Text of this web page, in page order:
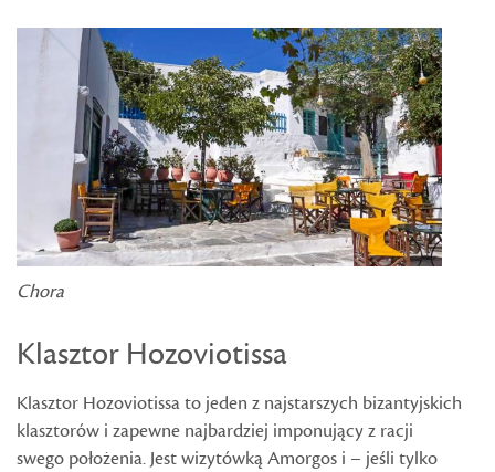
Chora
Klasztor Hozoviotissa
Klasztor Hozoviotissa to jeden z najstarszych bizantyjskich
klasztorów i zapewne najbardziej imponujący z racji
swego położenia. Jest wizytówką Amorgos i – jeśli tylko